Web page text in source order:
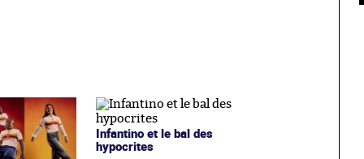
Infantino et le bal des
hypocrites